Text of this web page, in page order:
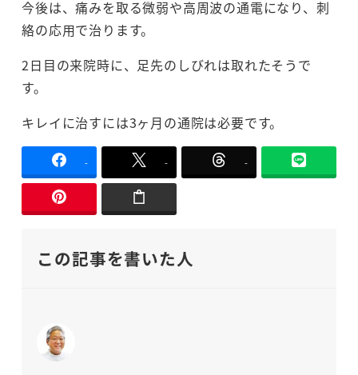
今後は、痛みを取る微弱や高周波の通電になり、刺
絡の応用で治ります。
2日目の来院時に、足先のしびれは取れたそうで
す。
キレイに治すには3ヶ月の通院は必要です。
- - -
この記事を書いた人